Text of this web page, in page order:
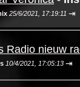
25/6/2021, 17:19:11 ⇥
Radio nieuw
10/4/2021, 17:05:13 ⇥